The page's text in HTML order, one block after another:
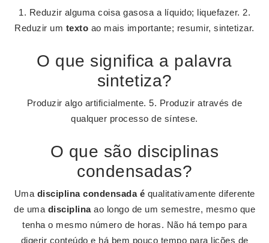
1. Reduzir alguma coisa gasosa a líquido; liquefazer. 2.
Reduzir um texto ao mais importante; resumir, sintetizar.
O que significa a palavra
sintetiza?
Produzir algo artificialmente. 5. Produzir através de
qualquer processo de síntese.
O que são disciplinas
condensadas?
Uma disciplina condensada é qualitativamente diferente
de uma disciplinaao longo de um semestre, mesmo que
tenha o mesmo número de horas. Não há tempo para
digerir conteúdo e há bem pouco tempo para lições de